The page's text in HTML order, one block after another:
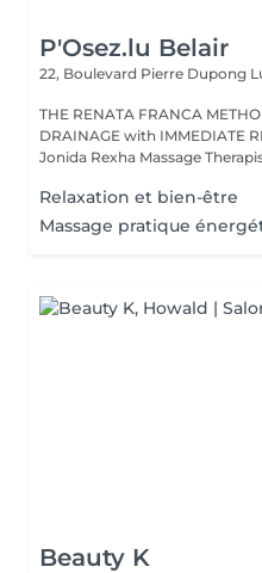
P'Osez.lu Belair
22, Boulevard Pierre Dupong
THE RENATA FRANCA METHOD Manual
DRAINAGE with IMMEDIATE RESULT from the
Jonida Rexha Massage
Relaxation et bien-être
Massage pratique
Beauty K